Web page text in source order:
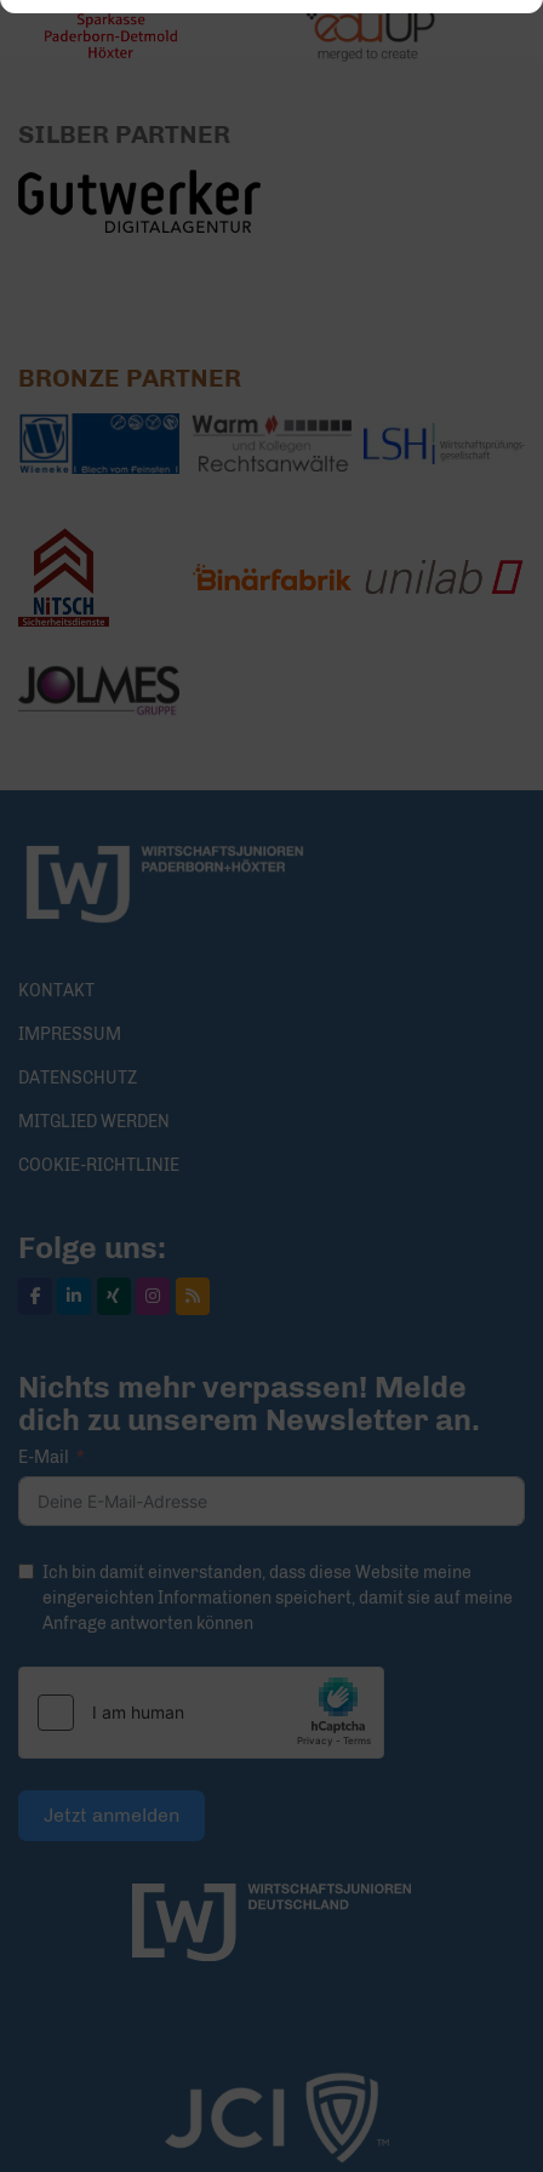
SILBER PARTNER
BRONZE PARTNER
KONTAKT
IMPRESSUM
DATENSCHUTZ
MITGLIED WERDEN
COOKIE-RICHTLINIE
Folge uns:
Nichts mehr verpassen! Melde
dich zu unserem Newsletter an.
E-Mail
Ich bin damit einverstanden, dass diese Website meine
eingereichten Informationen speichert, damit sie auf meine
Anfrage antworten können
Jetzt anmelden